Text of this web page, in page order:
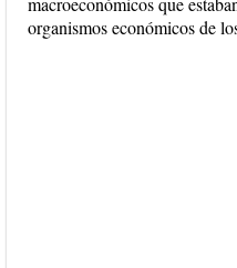
organismos económicos de